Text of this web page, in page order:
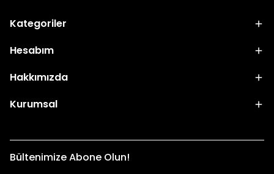
Kategoriler
Hesabım
Hakkımızda
Kurumsal
Bültenimize Abone Olun!